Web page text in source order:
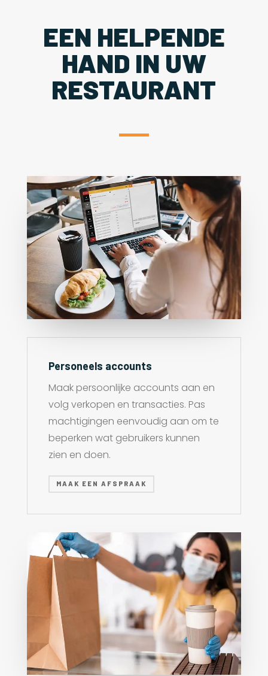
EEN HELPENDE
HAND IN UW
RESTAURANT
Personeels accounts
Maak persoonlijke accounts aan en
volg verkopen en transacties. Pas
machtigingen eenvoudig aan om te
beperken wat gebruikers kunnen
zien en doen.
MAAK EEN AFSPRAAK